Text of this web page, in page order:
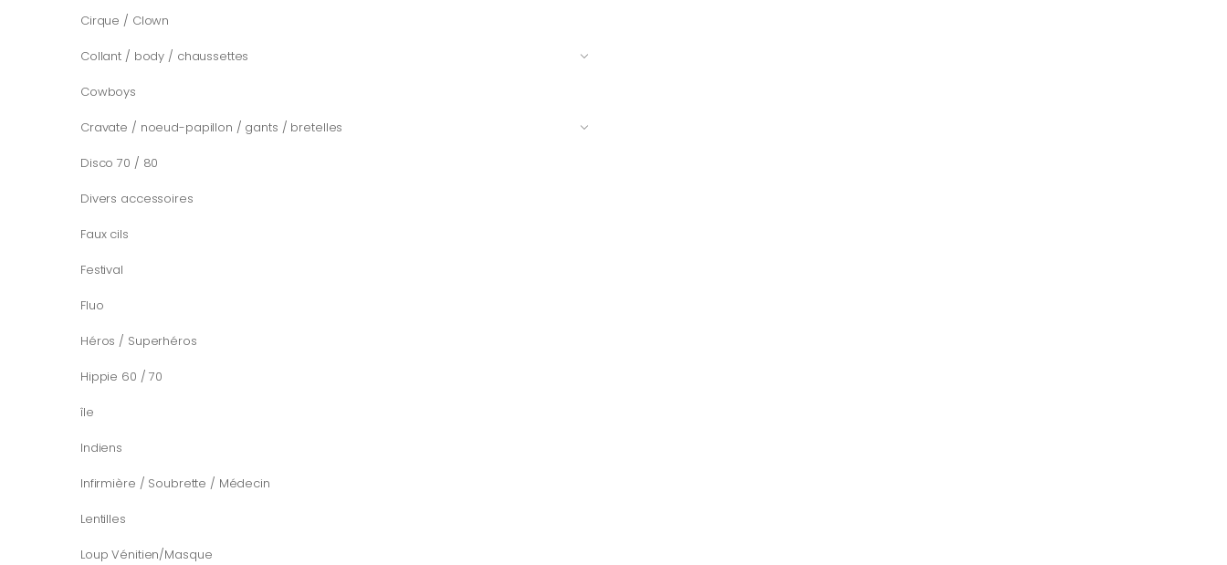
Cirque / Clown
Collant / body / chaussettes
Cowboys
Cravate / noeud-papillon / gants / bretelles
Disco 70 / 80
Divers accessoires
Faux cils
Festival
Fluo
Héros / Superhéros
Hippie 60 / 70
île
Indiens
Infirmière / Soubrette / Médecin
Lentilles
Loup Vénitien/Masque